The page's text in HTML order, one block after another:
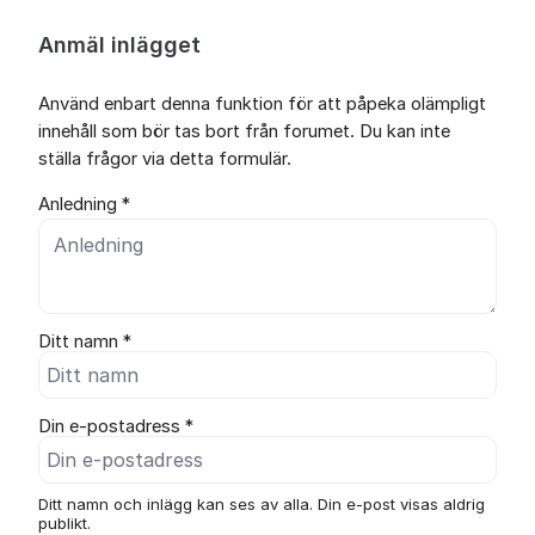
Anmäl inlägget
Använd enbart denna funktion för att påpeka olämpligt
innehåll som bör tas bort från forumet. Du kan inte
ställa frågor via detta formulär.
Anledning *
Ditt namn *
Din e-postadress *
Ditt namn och inlägg kan ses av alla. Din e-post visas aldrig
publikt.